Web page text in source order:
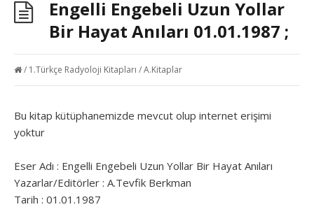
Engelli Engebeli Uzun Yollar
Bir Hayat Anıları 01.01.1987 ;
/ 1.Türkçe Radyoloji Kitapları /A.Kitaplar
Bu kitap kütüphanemizde mevcut olup internet erişimi
yoktur
Eser Adı : Engelli Engebeli Uzun Yollar Bir Hayat Anıları
Yazarlar/Editörler : A.Tevfik Berkman
Tarih : 01.01.1987